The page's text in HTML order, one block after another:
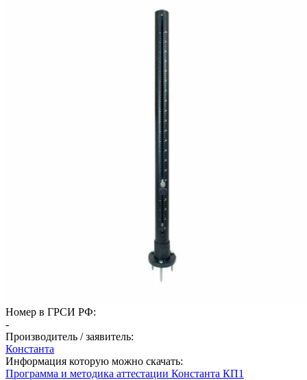
Номер в ГРСИ РФ:
-
Производитель / заявитель:
Константа
Информация которую можно скачать:
Программа и методика аттестации Константа КП1